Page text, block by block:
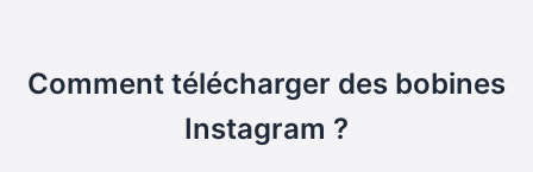
Comment télécharger des bobines
Instagram ?